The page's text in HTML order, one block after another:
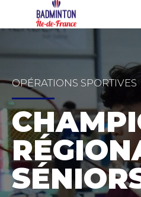
OPÉRATIONS SPORTIVES